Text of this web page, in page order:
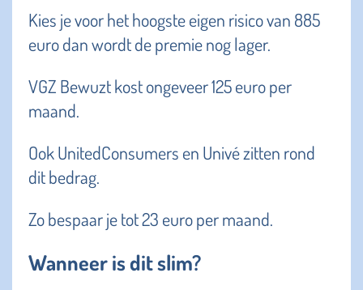
Kies je voor het hoogste eigen risico van 885
euro dan wordt de premie nog lager.
VGZ Bewuzt kost ongeveer 125 euro per
maand.
Ook UnitedConsumers en Univé zitten rond
dit bedrag.
Zo bespaar je tot 23 euro per maand.
Wanneer is dit slim?